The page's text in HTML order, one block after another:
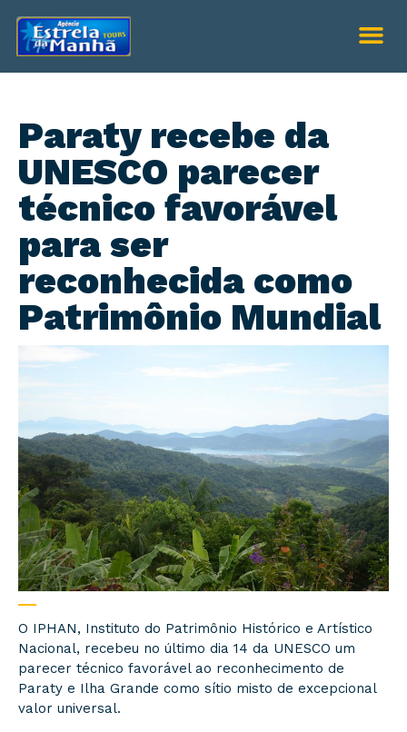
Paraty recebe da
UNESCO parecer
técnico favorável
para ser
reconhecida como
Patrimônio Mundial
O IPHAN, Instituto do Patrimônio Histórico e Artístico
Nacional, recebeu no último dia 14 da UNESCO um
parecer técnico favorável ao reconhecimento de
Paraty e Ilha Grande como sítio misto de excepcional
valor universal.